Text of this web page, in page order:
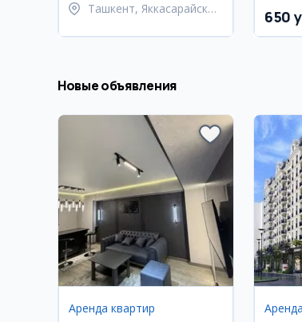
Ташкент, Яккасарайский
650
Новые объявления
Аренда квартир